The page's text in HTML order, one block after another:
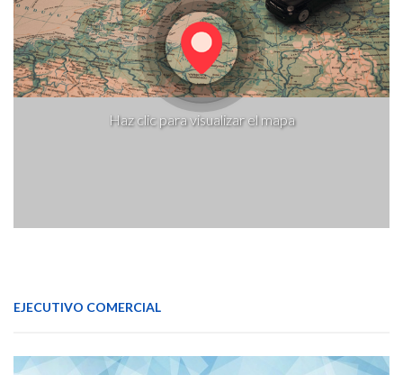
Haz clic para visualizar el mapa
EJECUTIVO COMERCIAL